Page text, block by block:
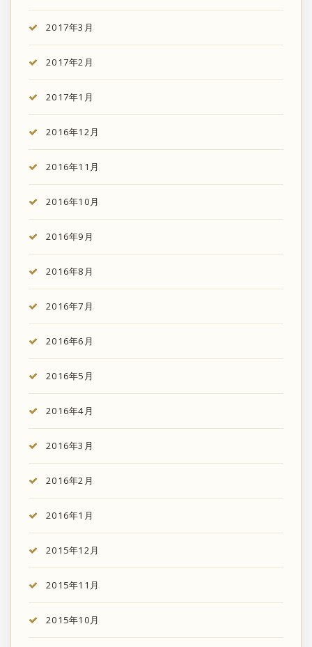
2017年3月
2017年2月
2017年1月
2016年12月
2016年11月
2016年10月
2016年9月
2016年8月
2016年7月
2016年6月
2016年5月
2016年4月
2016年3月
2016年2月
2016年1月
2015年12月
2015年11月
2015年10月